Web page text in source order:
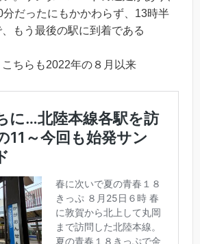
だったにもかかわらず、13時半
もう最後の駅に到着である
ちらも2022年の８月以来